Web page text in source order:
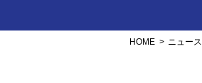
HOME ニュース